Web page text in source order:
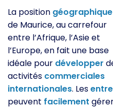
La position géographique
de Maurice, au carrefour
entre l’Afrique, l’Asie et
l’Europe, en fait une base
idéale pour développer
activités commerciales
internationales. Les
peuvent facilement